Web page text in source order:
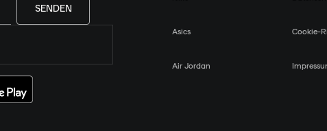
SENDEN
Asics
Air Jordan
Cookie-